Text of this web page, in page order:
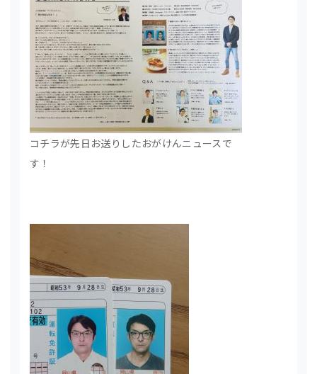
コチラが先日お送りしたおがけんニュースで
す！